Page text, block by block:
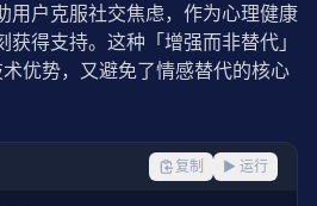
用户克服社交焦虑，作为心理健康
得支持。这种「增强而非替代」
优势，又避免了情感替代的核心
复制 ▶ 运行